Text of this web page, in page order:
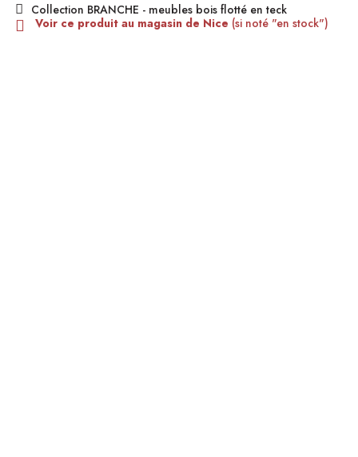
Collection BRANCHE - meubles bois flotté en teck
Voir ce produit au magasin de Nice (si noté "en stock")